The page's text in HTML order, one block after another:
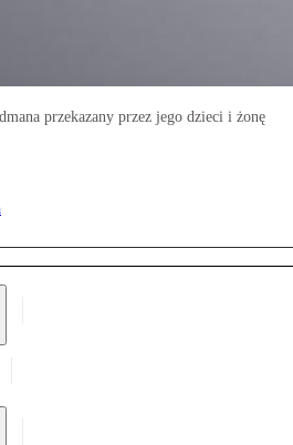
przekazany przez jego dzieci i żonę